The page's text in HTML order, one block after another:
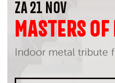
ZA 21 NOV
MASTERS
Indoor metal tribute